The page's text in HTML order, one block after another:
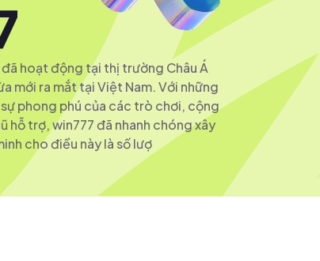
hoạt động tại thị trường Châu Á
mới ra mắt tại Việt Nam. Với những
phong phú của các trò chơi, cộng
hỗ trợ, win777 đã nhanh chóng xây
cho điều này là số lượ